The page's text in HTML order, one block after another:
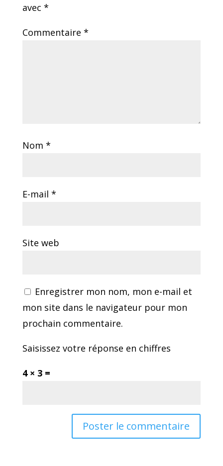
avec *
Commentaire *
Nom *
E-mail *
Site web
Enregistrer mon nom, mon e-mail et
mon site dans le navigateur pour mon
prochain commentaire.
Saisissez votre réponse en chiffres
4 × 3 =